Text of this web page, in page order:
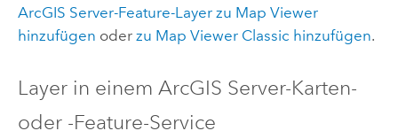
ArcGIS Server-Feature-Layer zu Map Viewer
hinzufügen oder zu Map Viewer Classic hinzufügen.
Layer in einem ArcGIS Server-Karten-
oder -Feature-Service